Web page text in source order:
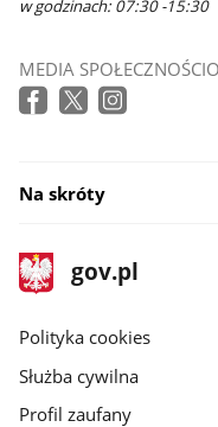
w godzinach: 07:30 -15:30
MEDIA
Na skróty
stopka
gov.pl
Strona
gov.pl
gov.pl
Polityka cookies
Służba cywilna
Profil zaufany